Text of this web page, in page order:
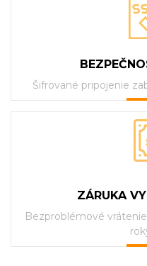
Šifrované pripojenie
ZÁRUKA
Bezproblémové